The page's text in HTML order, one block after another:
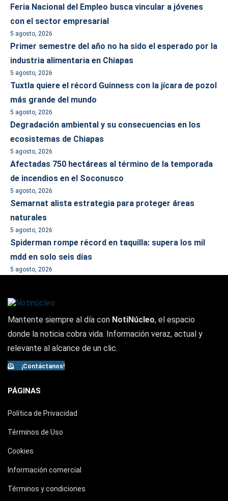
Feria Nacional del Empleo busca vincular a jóvenes
con el sector empresarial
5 agosto, 2026
Primer semestre del año no ha sido el esperado por la
industria alimentaria en Chiapas
5 agosto, 2026
Tuxtla quiere el récord Guinness con la jícara de pozol
más grande del mundo
5 agosto, 2026
Degradación ambiental y su consecuencias en los
ecosistemas de Chiapas
5 agosto, 2026
Afectadas 750 hectáreas al término de la temporada
de incendios en el Soconusco
5 agosto, 2026
Semarnat alista estrategia para proteger áreas
naturales
5 agosto, 2026
Spiderman rompe récord en taquilla: supera los mil
mdd en solo seis días
5 agosto, 2026
Mantente siempre al día con NotiNúcleo, el espacio
donde la noticia cobra vida. Información veraz, actual y
relevante al alcance de un clic.
¡Contáctanos!
PÁGINAS
Política de Privacidad
Términos de Uso
Cookies
Información comercial
Términos y condiciones